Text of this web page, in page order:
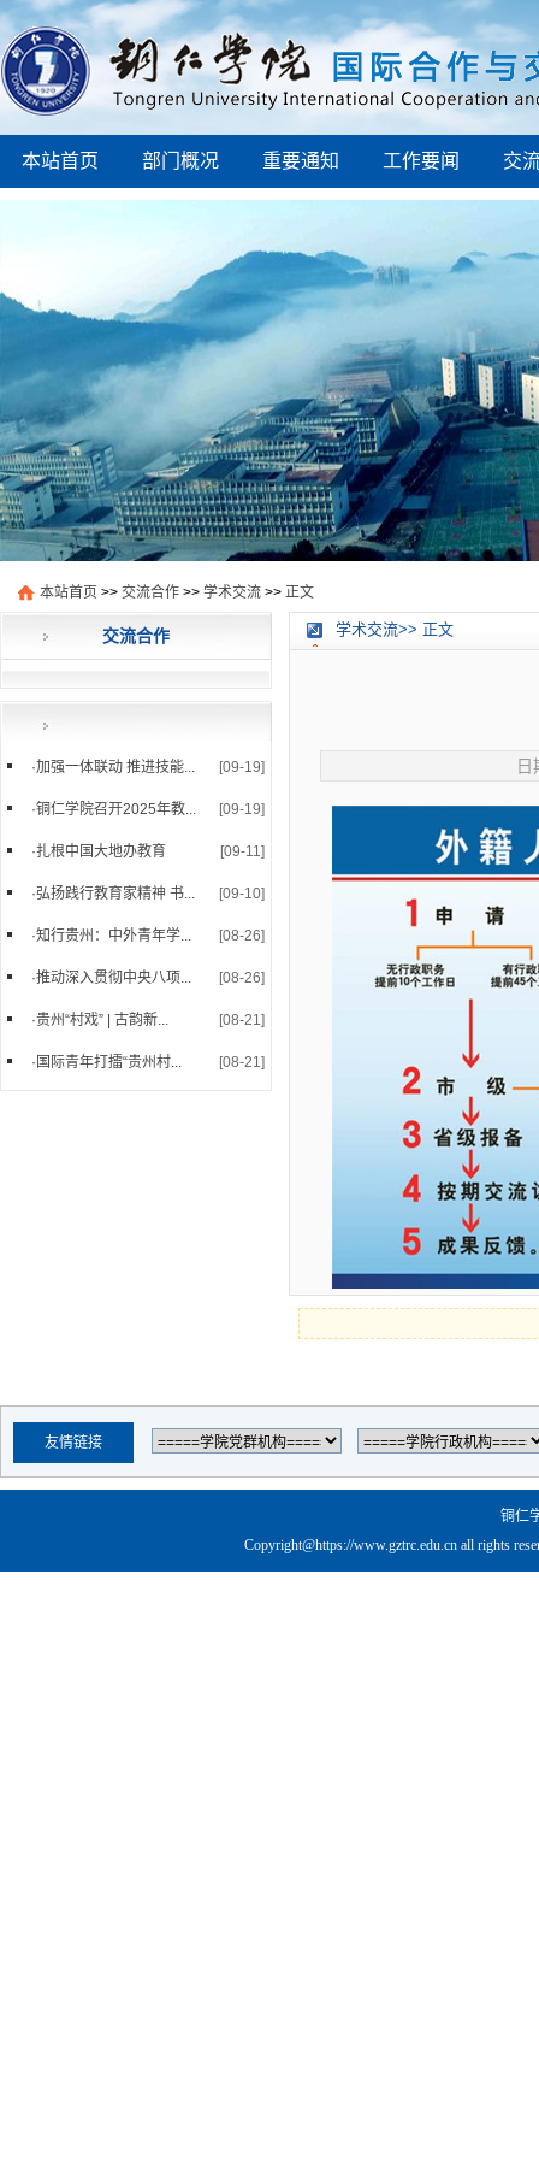
本站首页 部门概况 重要通知 工作要闻 交
本站首页 >> 交流合作 >> 学术交流 >> 正文
交流合作
[09-19]
·加强一体联动 推进技能...
[09-19]
·铜仁学院召开2025年教...
[09-11]
·扎根中国大地办教育
[09-10]
·弘扬践行教育家精神 书...
[08-26]
·知行贵州：中外青年学...
[08-26]
·推动深入贯彻中央八项...
[08-21]
·贵州“村戏” | 古韵新...
[08-21]
· 国际青年打擂“贵州村...
学术交流>> 正文
友情链接
铜仁
Copyright@https://www.gztrc.edu.cn all rights